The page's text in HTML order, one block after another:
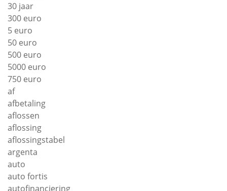
30 jaar
300 euro
5 euro
50 euro
500 euro
5000 euro
750 euro
af
afbetaling
aflossen
aflossing
aflossingstabel
argenta
auto
auto fortis
autofinanciering